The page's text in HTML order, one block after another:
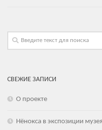
СВЕЖИЕ ЗАПИСИ
О проекте
Нёнокса в экспозиции